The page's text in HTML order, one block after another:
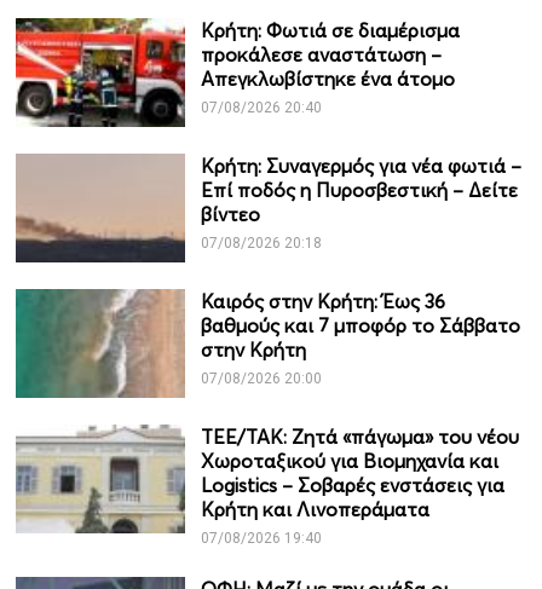
Κρήτη: Φωτιά σε διαμέρισμα
προκάλεσε αναστάτωση –
Απεγκλωβίστηκε ένα άτομο
07/08/2026 20:40
Κρήτη: Συναγερμός για νέα φωτιά –
Επί ποδός η Πυροσβεστική – Δείτε
βίντεο
07/08/2026 20:18
Καιρός στην Κρήτη: Έως 36
βαθμούς και 7 μποφόρ το Σάββατο
στην Κρήτη
07/08/2026 20:00
ΤΕΕ/ΤΑΚ: Ζητά «πάγωμα» του νέου
Χωροταξικού για Βιομηχανία και
Logistics – Σοβαρές ενστάσεις για
Κρήτη και Λινοπεράματα
07/08/2026 19:40